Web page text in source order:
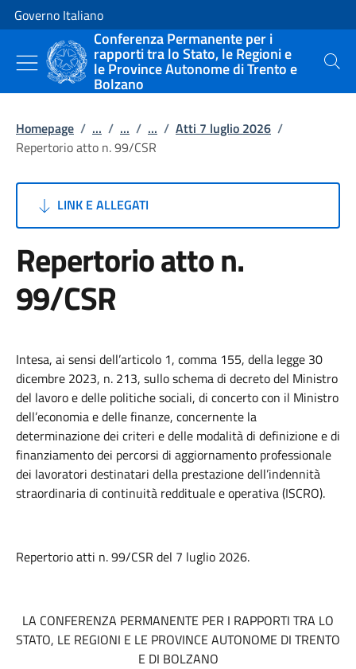
Vai al contenuto
Vai alla navigazione del sito
Governo Italiano
Conferenza Permanente per i
rapporti tra lo Stato, le Regioni e
le Province Autonome di Trento e
Bolzano
Cerca
Homepage / ... / ... / ... / Atti 7 luglio 2026 /
Repertorio atto n. 99/CSR
LINK E ALLEGATI
Repertorio atto n.
99/CSR
Intesa, ai sensi dell’articolo 1, comma 155, della legge 30
dicembre 2023, n. 213, sullo schema di decreto del Ministro
del lavoro e delle politiche sociali, di concerto con il Ministro
dell’economia e delle finanze, concernente la
determinazione dei criteri e delle modalità di definizione e di
finanziamento dei percorsi di aggiornamento professionale
dei lavoratori destinatari della prestazione dell’indennità
straordinaria di continuità reddituale e operativa (ISCRO).
Repertorio atti n. 99/CSR del 7 luglio 2026.
LA CONFERENZA PERMANENTE PER I RAPPORTI TRA LO
STATO, LE REGIONI E LE PROVINCE AUTONOME DI TRENTO
E DI BOLZANO